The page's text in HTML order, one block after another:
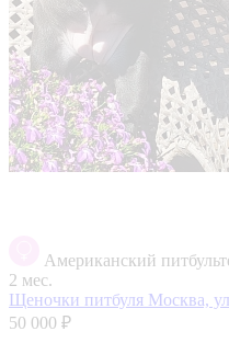
Американский
2 мес.
Щеночки питбуля Москва,
50 000 ₽